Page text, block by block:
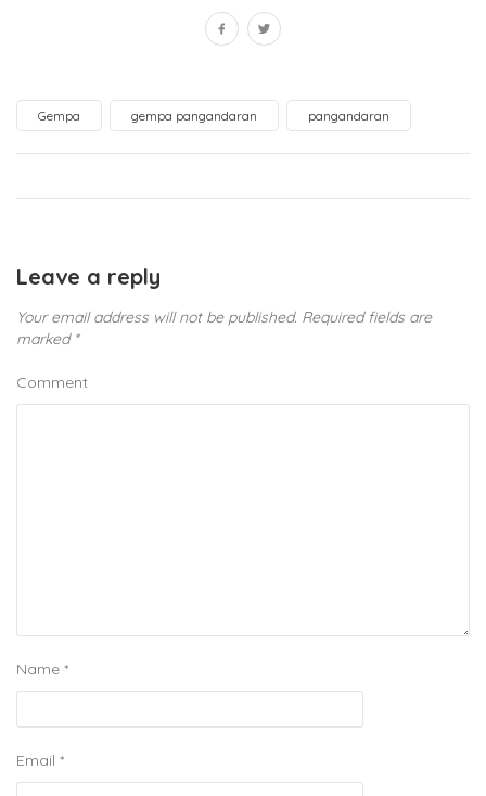
Gempa gempa pangandaran pangandaran
Leave a reply
Your email address will not be published. Required fields are
marked *
Comment
Name *
Email *